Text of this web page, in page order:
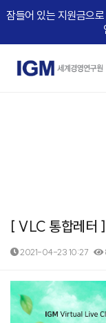
잠들어 있는 지원금으
[ VLC 통합레터
2021-04-23 10:27
본문